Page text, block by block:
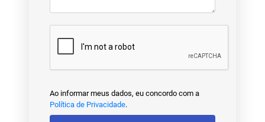
Ao informar meus dados, eu concordo com a
Política de Privacidade.